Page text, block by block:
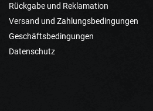
Rückgabe und Reklamation
Versand und Zahlungsbedingungen
Geschäftsbedingungen
Datenschutz